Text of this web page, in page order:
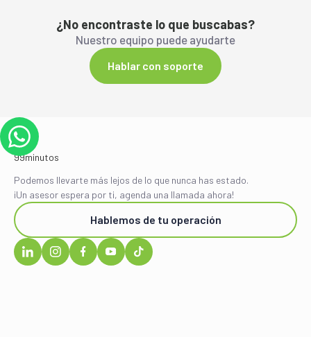
¿No encontraste lo que buscabas?
Nuestro equipo puede ayudarte
Hablar con soporte
Podemos llevarte más lejos de lo que nunca has estado.
¡Un asesor espera por ti, agenda una llamada ahora!
Hablemos de tu operación